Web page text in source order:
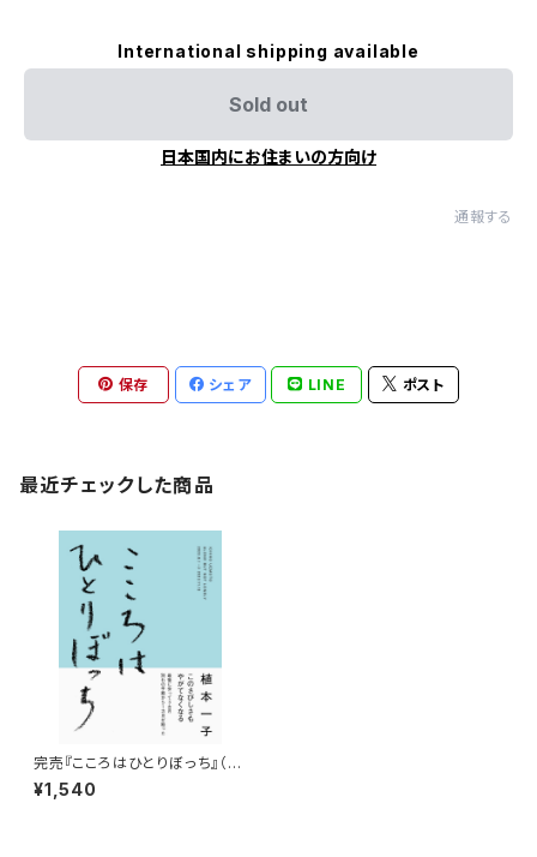
International shipping available
Sold out
日本国内にお住まいの方向け
通報する
保存 シェア LINE ポスト
最近チェックした商品
完売『こころはひとりぼっち』（自
主制作）
¥1,540